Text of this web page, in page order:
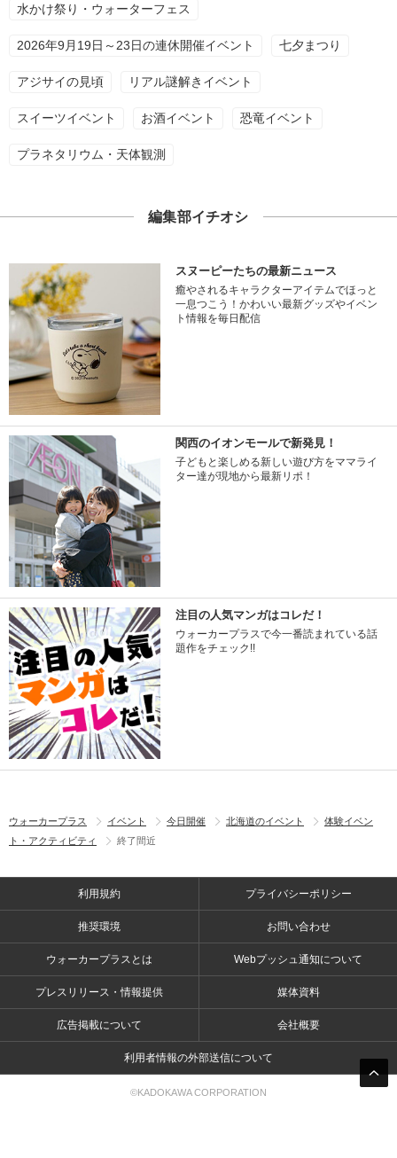
水かけ祭り・ウォーターフェス
2026年9月19日～23日の連休開催イベント 七夕まつり
アジサイの見頃 リアル謎解きイベント
スイーツイベント お酒イベント 恐竜イベント
プラネタリウム・天体観測
編集部イチオシ
スヌーピーたちの最新ニュース
癒やされるキャラクターアイテムでほっと
一息つこう！かわいい最新グッズやイベン
ト情報を毎日配信
関西のイオンモールで新発見！
子どもと楽しめる新しい遊び方をママライ
ター達が現地から最新リポ！
注目の人気マンガはコレだ！
ウォーカープラスで今一番読まれている話
題作をチェック!!
ウォーカープラス イベント 今日開催 北海道のイベント
体験イベン
ト・アクティビティ
終了間近
利用規約 プライバシーポリシー
推奨環境 お問い合わせ
ウォーカープラスとは Webプッシュ通知について
プレスリリース・情報提供 媒体資料
広告掲載について 会社概要
利用者情報の外部送信について
©KADOKAWA CORPORATION